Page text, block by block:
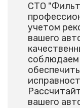
СТО
учетом
вашего
соблюдаем
вашего